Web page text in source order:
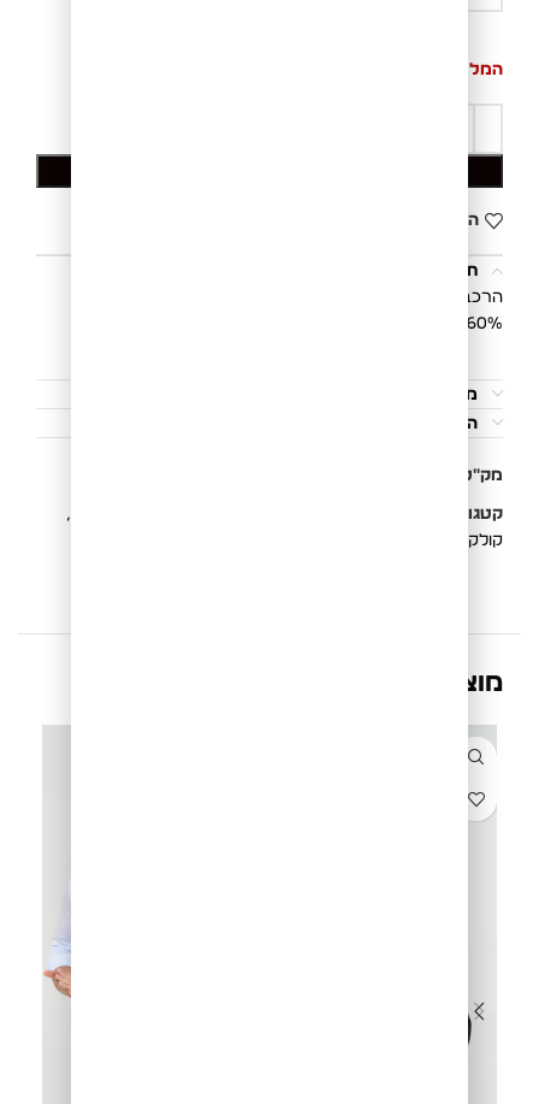
המלאי אזל
הוסף לרשימת המשאלות
תיאור
הרכב הבד:
60% כותנה | 40% פוליאסטר
משלוחים והחזרות
הוראות כביסה
מק"ט:
קטגוריות:
,
קולקציית חורף
מוצרים קשורים